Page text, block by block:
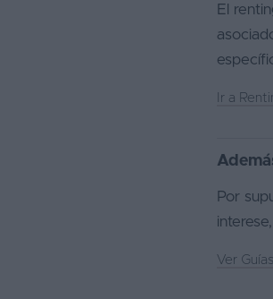
El
Ir a
Por
Ver